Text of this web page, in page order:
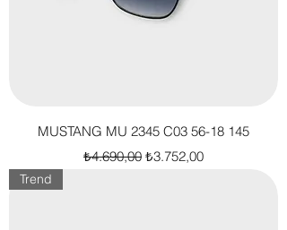
MUSTANG MU 2345 C03 56-18 145
Normal Fiyat
₺4.690,00 İndirimli Fiyat
₺3.752,00
Trend